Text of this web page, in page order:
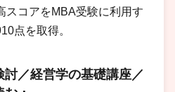
スコアをMBA受験に利用す
点を取得。
／経営学の基礎講座／